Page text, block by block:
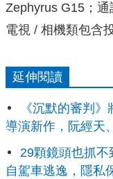
Zephyrus G15；通
電視 / 相機類包含
延伸閱讀
《沉默的審判
導演新作，阮經天
29顆鏡頭也抓不
自駕車逃逸，隱私